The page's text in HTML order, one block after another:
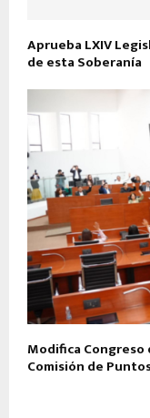
Aprueba LXIV
de esta Soberanía
Modifica
Comisión de